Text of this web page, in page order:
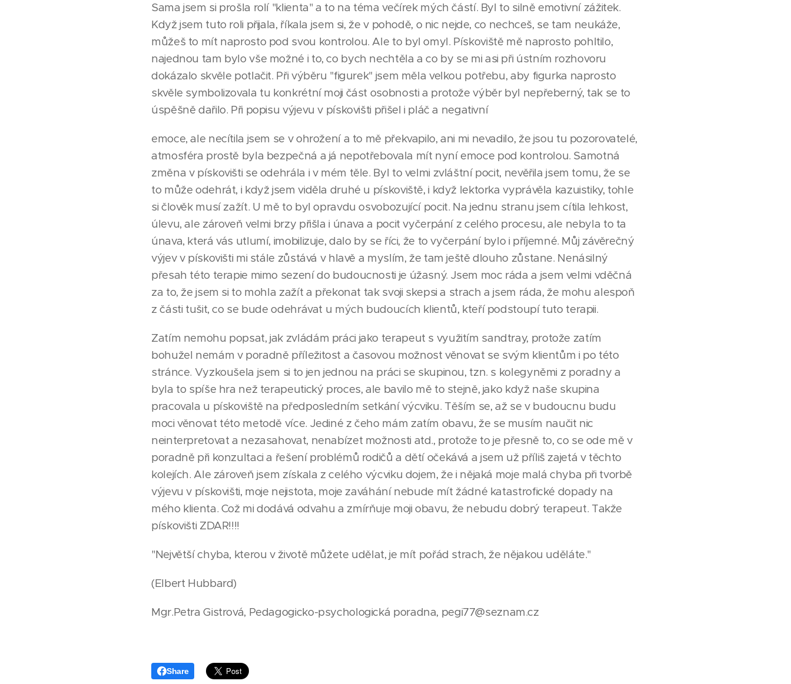
Sama jsem si prošla rolí "klienta" a to na téma večírek mých částí. Byl to silně emotivní zážitek.
Když jsem tuto roli přijala, říkala jsem si, že v pohodě, o nic nejde, co nechceš, se tam neukáže,
můžeš to mít naprosto pod svou kontrolou. Ale to byl omyl. Pískoviště mě naprosto pohltilo,
najednou tam bylo vše možné i to, co bych nechtěla a co by se mi asi při ústním rozhovoru
dokázalo skvěle potlačit. Při výběru "figurek" jsem měla velkou potřebu, aby figurka naprosto
skvěle symbolizovala tu konkrétní moji část osobnosti a protože výběr byl nepřeberný, tak se to
úspěšně dařilo. Při popisu výjevu v pískovišti přišel i pláč a negativní
emoce, ale necítila jsem se v ohrožení a to mě překvapilo, ani mi nevadilo, že jsou tu pozorovatelé,
atmosféra prostě byla bezpečná a já nepotřebovala mít nyní emoce pod kontrolou. Samotná
změna v pískovišti se odehrála i v mém těle. Byl to velmi zvláštní pocit, nevěřila jsem tomu, že se
to může odehrát, i když jsem viděla druhé u pískoviště, i když lektorka vyprávěla kazuistiky, tohle
si člověk musí zažít. U mě to byl opravdu osvobozující pocit. Na jednu stranu jsem cítila lehkost,
úlevu, ale zároveň velmi brzy přišla i únava a pocit vyčerpání z celého procesu, ale nebyla to ta
únava, která vás utlumí, imobilizuje, dalo by se říci, že to vyčerpání bylo i příjemné. Můj závěrečný
výjev v pískovišti mi stále zůstává v hlavě a myslím, že tam ještě dlouho zůstane. Nenásilný
přesah této terapie mimo sezení do budoucnosti je úžasný. Jsem moc ráda a jsem velmi vděčná
za to, že jsem si to mohla zažít a překonat tak svoji skepsi a strach a jsem ráda, že mohu alespoň
z části tušit, co se bude odehrávat u mých budoucích klientů, kteří podstoupí tuto terapii.
Zatím nemohu popsat, jak zvládám práci jako terapeut s využitím sandtray, protože zatím
bohužel nemám v poradně příležitost a časovou možnost věnovat se svým klientům i po této
stránce. Vyzkoušela jsem si to jen jednou na práci se skupinou, tzn. s kolegyněmi z poradny a
byla to spíše hra než terapeutický proces, ale bavilo mě to stejně, jako když naše skupina
pracovala u pískoviště na předposledním setkání výcviku. Těším se, až se v budoucnu budu
moci věnovat této metodě více. Jediné z čeho mám zatím obavu, že se musím naučit nic
neinterpretovat a nezasahovat, nenabízet možnosti atd., protože to je přesně to, co se ode mě v
poradně při konzultaci a řešení problémů rodičů a dětí očekává a jsem už příliš zajetá v těchto
kolejích. Ale zároveň jsem získala z celého výcviku dojem, že i nějaká moje malá chyba při tvorbě
výjevu v pískovišti, moje nejistota, moje zaváhání nebude mít žádné katastrofické dopady na
mého klienta. Což mi dodává odvahu a zmírňuje moji obavu, že nebudu dobrý terapeut. Takže
pískovišti ZDAR!!!!
"Největší chyba, kterou v životě můžete udělat, je mít pořád strach, že nějakou uděláte."
(Elbert Hubbard)
Mgr.Petra Gistrová, Pedagogicko-psychologická poradna, pegi77@seznam.cz
Share